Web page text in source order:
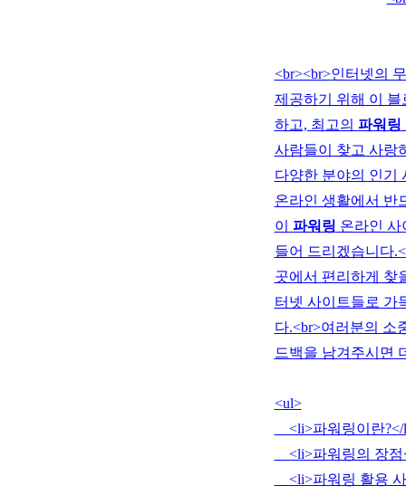
<br><br>인터넷의
제공하기 위해 이
하고, 최고의 파워링
사람들이 찾고 사랑
다양한 분야의 인기
온라인 생활에서 반
이 파워링 온라인 사
들어 드리겠습니다
곳에서 편리하게 찾
터넷 사이트들로 가
다.<br>여러분의 소
드백을 남겨주시면
<ul>
<li>파워링이란?</
<li>파워링의 장점
<li>파워링 활용